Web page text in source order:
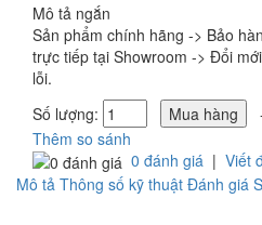
Mô tả ngắn
Sản phẩm chính hãng -> Bảo
trực tiếp tại Showroom -> Đổi
lỗi.
Số lượng:
Thêm so sánh
0 đánh giá | Viết
Mô tả Thông số kỹ thuật Đánh giá